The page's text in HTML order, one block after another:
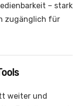
– stark
zugänglich für
weiter und